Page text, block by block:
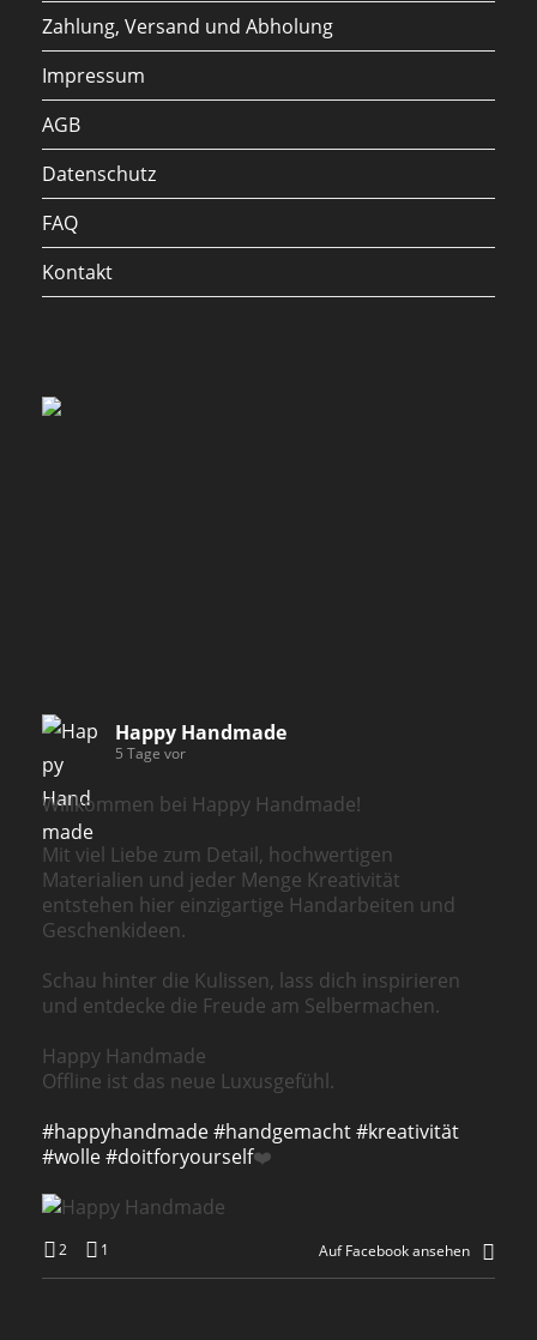
Zahlung, Versand und Abholung
Impressum
AGB
Datenschutz
FAQ
Kontakt
Happy Handmade
5 Tage vor
Willkommen bei Happy Handmade!
Mit viel Liebe zum Detail, hochwertigen
Materialien und jeder Menge Kreativität
entstehen hier einzigartige Handarbeiten und
Geschenkideen.
Schau hinter die Kulissen, lass dich inspirieren
und entdecke die Freude am Selbermachen.
Happy Handmade
Offline ist das neue Luxusgefühl.
#happyhandmade#handgemacht#kreativität
#wolle#doitforyourself❤️
2 1 Auf Facebook ansehen